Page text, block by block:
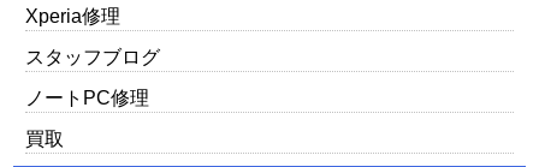
Xperia修理
スタッフブログ
ノートPC修理
買取